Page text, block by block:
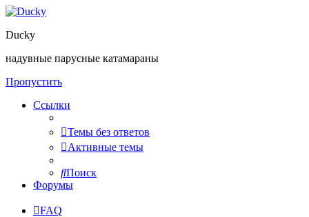
Ducky
надувные парусные катамараны
Пропустить
Ссылки
Темы без ответов
Активные темы
Поиск
Форумы
FAQ